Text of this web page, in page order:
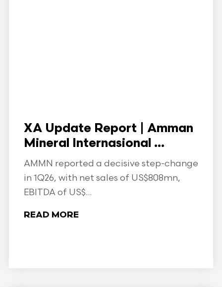
XA Update Report | Amman
Mineral Internasional ...
AMMN reported a decisive step-change
in 1Q26, with net sales of US$808mn,
EBITDA of US$...
READ MORE